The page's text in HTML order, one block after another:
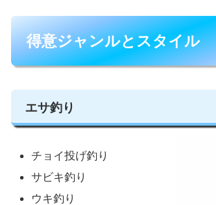
得意ジャンルとスタイル
エサ釣り
チョイ投げ釣り
サビキ釣り
ウキ釣り